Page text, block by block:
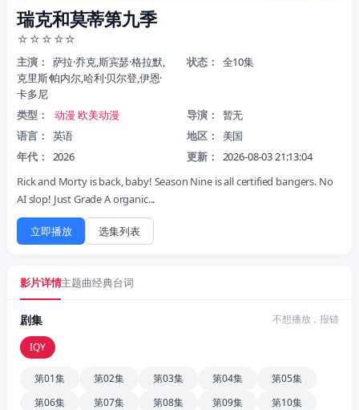
瑞克和莫蒂第九季
☆ ☆ ☆ ☆☆
主演：
萨拉·乔克,斯宾瑟·格拉默,
克里斯·帕内尔,哈利·贝尔登,伊恩·
卡多尼
状态： 全10集
类型： 动漫 欧美动漫 导演：
暂无
语言：
英语 地区：
美国
年代：
2026 更新：
2026-08-03 21:13:04
Rick and Morty is back, baby! Season Nine is all certified bangers. No
AI slop! Just Grade A organic...
立即播放 选集列表
影片详情主题曲经典台词
剧集 不想播放，报错
IQY
第01集 第02集 第03集 第04集
第05集
第06集
第07集 第08集 第09集 第10集